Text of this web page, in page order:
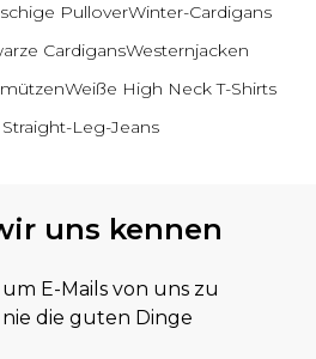
PulloverWinter-Cardigans
CardigansWesternjacken
Weiße High Neck T-Shirts
Leg-Jeans
uns kennen
E-Mails von uns zu
die guten Dinge